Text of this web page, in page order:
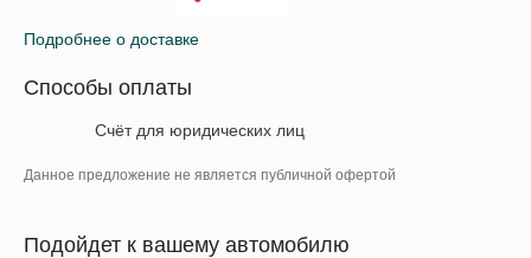
Подробнее о доставке
Способы оплаты
Счёт для юридических лиц
Данное предложение не является публичной офертой
Подойдет к вашему автомобилю